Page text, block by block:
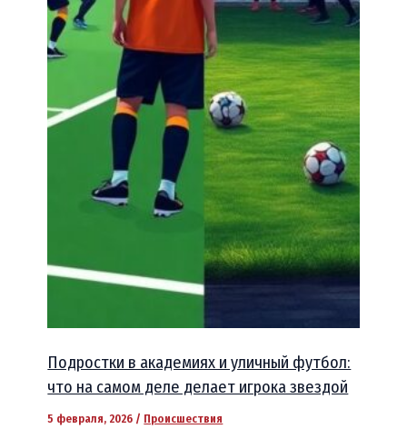
Подростки в академиях и уличный футбол:
что на самом деле делает игрока звездой
5 февраля, 2026 / Происшествия